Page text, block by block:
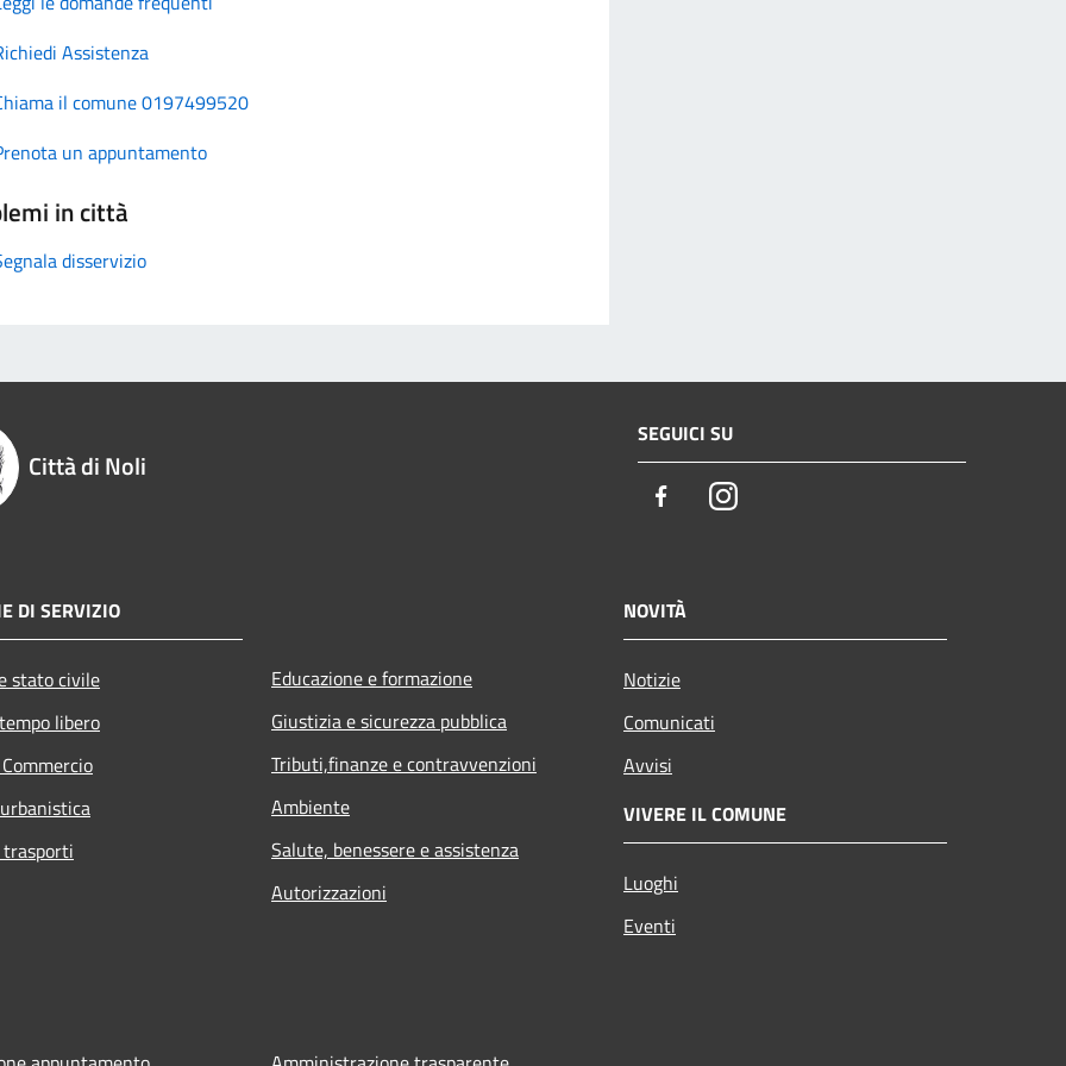
Assistenza
il comune 0197499520
un appuntamento
in città
disservizio
Città di Noli
SEGUICI SU
FacebookInstagram
DI SERVIZIO
stato civile
libero
Educazione e formazione
Giustizia e sicurezza pubblica
Tributi,finanze e contravvenzioni
Ambiente
Salute, benessere e assistenza
Autorizzazioni
NOVITÀ
Notizie
Comunicati
Avvisi
VIVERE IL COMUNE
Luoghi
Eventi